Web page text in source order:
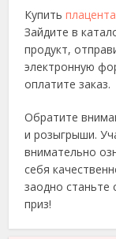
Купить
Зайдите в
продукт,
электронную
оплатите заказ.
Обратите
и розыгрыши.
внимательно
себя
заодно станьте
приз!